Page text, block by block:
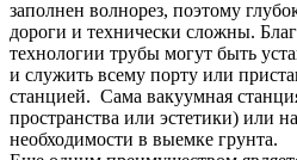
заполнен волнорез, поэтому
дороги и технически сложны.
технологии трубы могут быть
и служить всему порту или
станцией. Сама вакуумная
пространства или эстетики) или
необходимости в выемке грунта.